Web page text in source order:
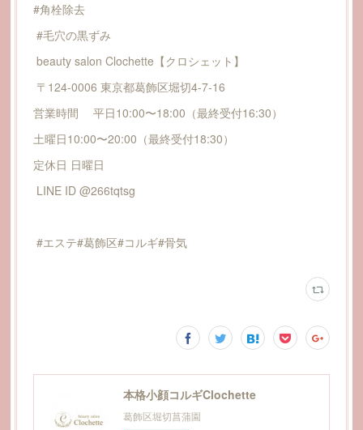
#角栓除去
#毛穴の黒ずみ
beauty salon Clochette【クロシェット】
〒124-0006 東京都葛飾区堀切4-7-16
営業時間 平日10:00〜18:00（最終受付16:30）
土曜日10:00〜20:00（最終受付18:30）
定休日 日曜日
LINE ID @266tqtsg
#エステ#葛飾区#コルギ#骨気
本格小顔コルギClochette
葛飾区堀切菖蒲園